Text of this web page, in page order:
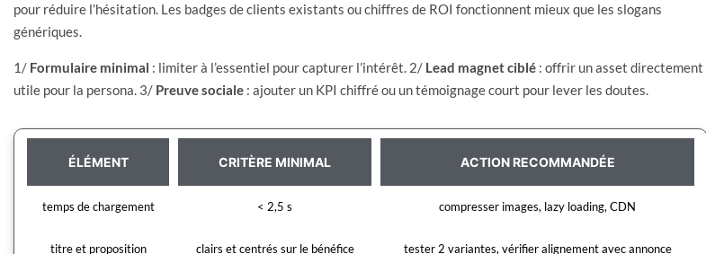
pour réduire l’hésitation. Les badges de clients existants ou chiffres de ROI fonctionnent mieux que les slogans
génériques.
1/ Formulaire minimal : limiter à l’essentiel pour capturer l’intérêt. 2/ Lead magnet ciblé : offrir un asset directement
utile pour la persona. 3/ Preuve sociale : ajouter un KPI chiffré ou un témoignage court pour lever les doutes.
ÉLÉMENT CRITÈRE MINIMAL ACTION RECOMMANDÉE
temps de chargement < 2,5 s compresser images, lazy loading, CDN
titre et proposition clairs et centrés sur le bénéfice tester 2 variantes, vérifier alignement avec annonce